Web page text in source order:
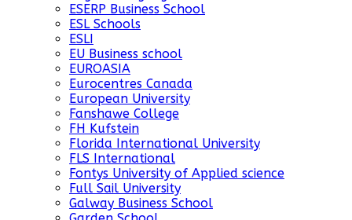
ESERP Business School
ESL Schools
ESLI
EU Business school
EUROASIA
Eurocentres Canada
European University
Fanshawe College
FH Kufstein
Florida International University
FLS International
Fontys University of Applied science
Full Sail University
Galway Business School